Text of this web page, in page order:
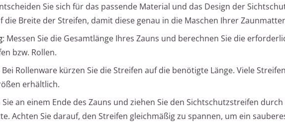
Sie sich für das passende Material und das Design der
die Breite der Streifen, damit diese genau in die Maschen Ihrer
: Messen Sie die Gesamtlänge Ihres Zauns und berechnen Sie die
bzw. Rollen.
Bei Rollenware kürzen Sie die Streifen auf die benötigte Länge. Viele
erhältlich.
Sie an einem Ende des Zauns und ziehen Sie den Sichtschutzstreifen
Achten Sie darauf, den Streifen gleichmäßig zu spannen, um ein